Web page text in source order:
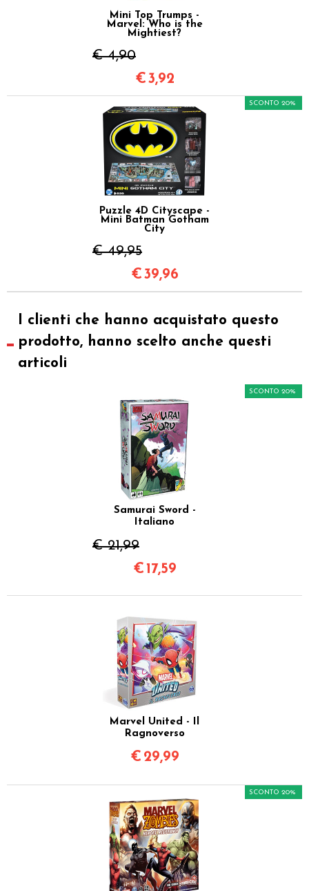
Mini Top Trumps -
Marvel: Who is the
Mightiest?
€ 4,90
€3,92
Puzzle 4D Cityscape -
Mini Batman Gotham
City
€ 49,95
SCONTO 20%
€39,96
I clienti che hanno acquistato questo
prodotto, hanno scelto anche questi
articoli
Samurai Sword -
Italiano
€ 21,99
SCONTO 20%
€ 17,59
Marvel United - Il
Ragnoverso
€ 29,99
SCONTO 20%